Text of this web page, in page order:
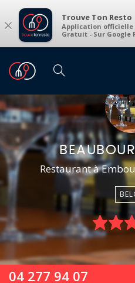
× Trouve Ton Resto
Application officielle
Gratuit - Sur Google
Restaurant à
04 277 94 07